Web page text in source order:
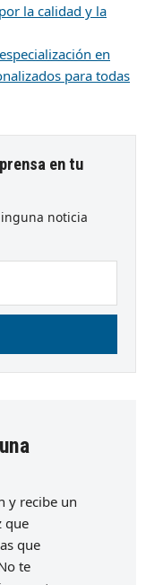
la calidad y la
en
para todas
en tu
noticia
y recibe un
que
que
te